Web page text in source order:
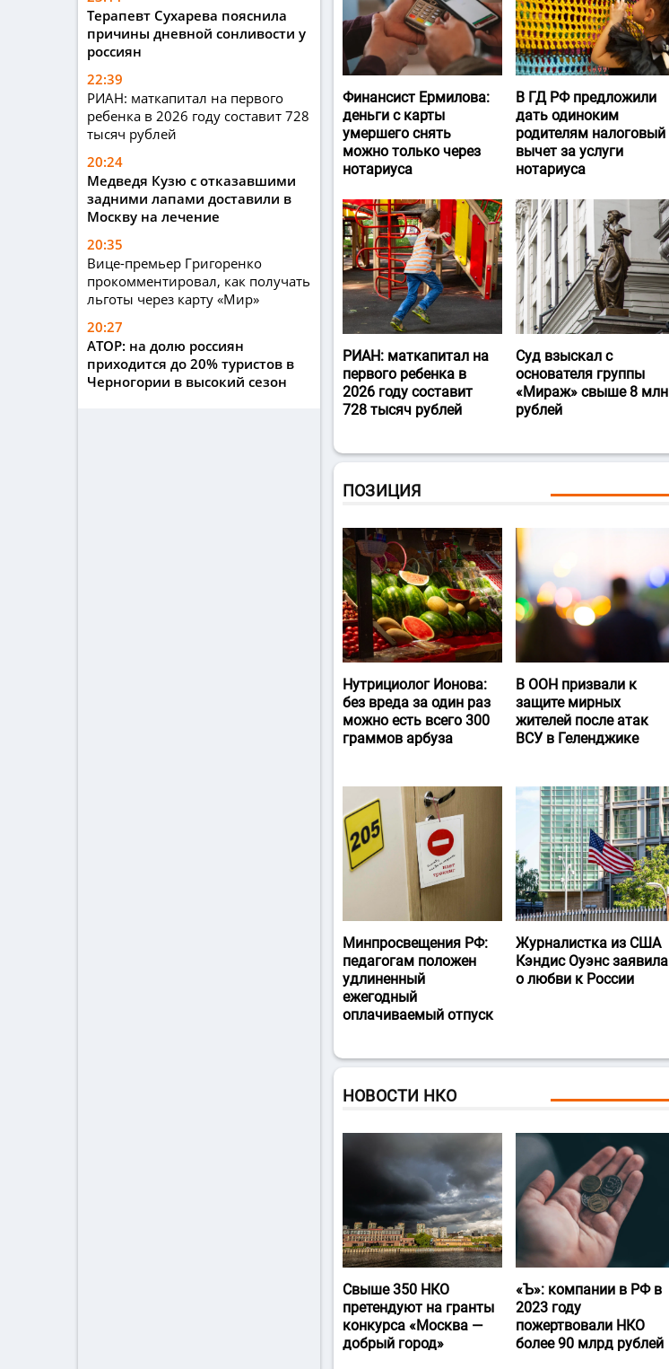
Терапевт Сухарева пояснила
причины дневной сонливости у
россиян
22:39
РИАН: маткапитал на первого
ребенка в 2026 году составит 728
тысяч рублей
20:24
Медведя Кузю с отказавшими
задними лапами доставили в
Москву на лечение
20:35
Вице-премьер Григоренко
прокомментировал, как получать
льготы через карту «Мир»
20:27
АТОР: на долю россиян
приходится до 20% туристов в
Черногории в высокий сезон
Финансист Ермилова:
деньги с карты
умершего снять
можно только через
нотариуса
В ГД РФ предложили
дать одиноким
родителям налоговый
вычет за услуги
нотариуса
РИАН: маткапитал на
первого ребенка в
2026 году составит
728 тысяч рублей
Суд взыскал с
основателя группы
«Мираж» свыше 8 млн
рублей
ПОЗИЦИЯ
Нутрициолог Ионова:
без вреда за один раз
можно есть всего 300
граммов арбуза
В ООН призвали к
защите мирных
жителей после атак
ВСУ в Геленджике
Минпросвещения РФ:
педагогам положен
удлиненный
ежегодный
оплачиваемый отпуск
Журналистка из США
Кэндис Оуэнс заявила
о любви к России
НОВОСТИ НКО
Свыше 350 НКО
претендуют на гранты
конкурса «Москва —
добрый город»
«Ъ‎»: компании в РФ в
2023 году
пожертвовали НКО
более 90 млрд рублей